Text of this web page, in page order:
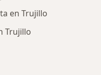
en Trujillo
Trujillo